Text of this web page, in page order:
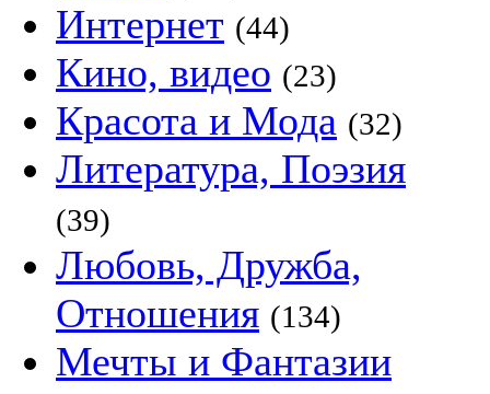
Интернет (44)
Кино, видео (23)
Красота и Мода (32)
Литература, Поэзия
(39)
Любовь, Дружба,
Отношения (134)
Мечты и Фантазии